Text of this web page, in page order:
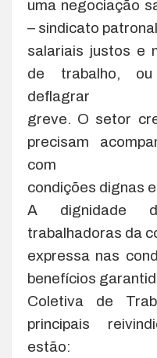
uma negociação
– sindicato
salariais justos e
de trabalho,
deflagrar
greve. O setor
precisam
com
condições dignas
A dignidade
trabalhadoras da
expressa nas
benefícios
Coletiva de
principais
estão: